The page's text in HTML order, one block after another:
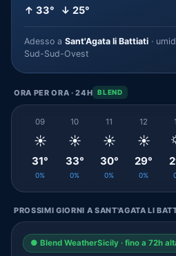
↑ 33° ↓ 25°
Adesso a Sant'Agata li Battiati ·
Sud-Sud-Ovest
ORA PER ORA · 24H BLEND
09
☀️
31°
0%
10
☀️
33°
0%
11
☀️
30°
0%
12
☀️
29°
0%
PROSSIMI GIORNI A SANT'AGATA LI
● Blend WeatherSicily · fino a 72h